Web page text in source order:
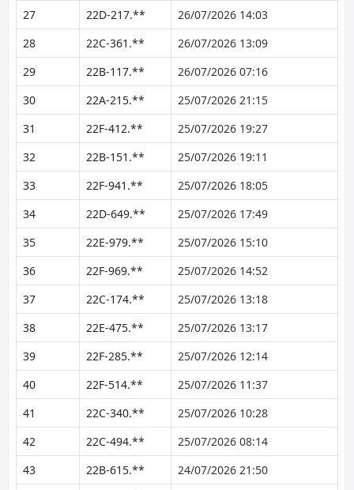
27
22D-217.**
26/07/2026 14:03
28
22C-361.**
26/07/2026 13:09
29
22B-117.**
26/07/2026 07:16
30
22A-215.**
25/07/2026 21:15
31
22F-412.**
25/07/2026 19:27
32
22B-151.**
25/07/2026 19:11
33
22F-941.**
25/07/2026 18:05
34
22D-649.**
25/07/2026 17:49
35
22E-979.**
25/07/2026 15:10
36
22F-969.**
25/07/2026 14:52
37
22C-174.**
25/07/2026 13:18
38
22E-475.**
25/07/2026 13:17
39
22F-285.**
25/07/2026 12:14
40
22F-514.**
25/07/2026 11:37
41
22C-340.**
25/07/2026 10:28
42
22C-494.**
25/07/2026 08:14
43
22B-615.**
24/07/2026 21:50